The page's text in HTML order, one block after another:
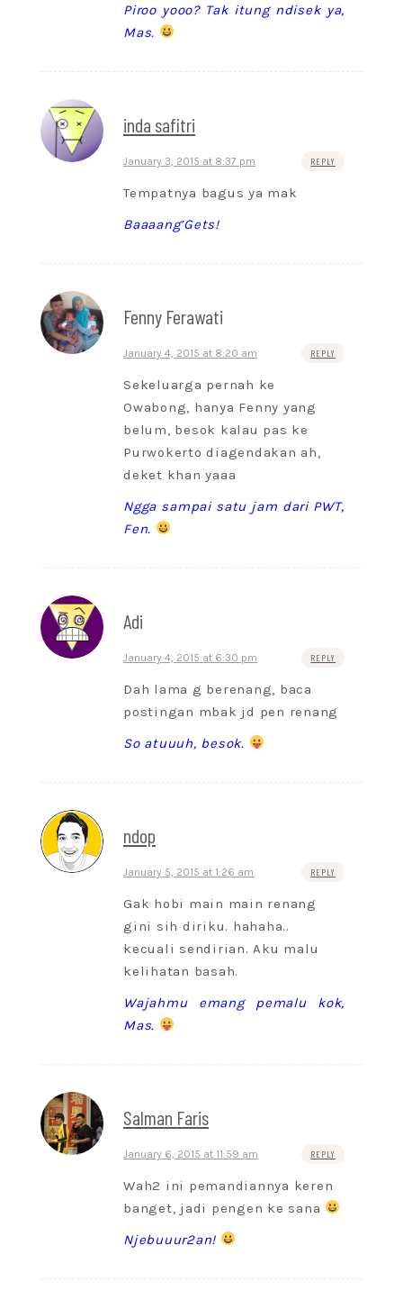
Piroo yooo? Tak itung ndisek ya,
Mas.
inda safitri
January 3, 2015 at 8:37 pm REPLY
Tempatnya bagus ya mak
Baaaang’Gets!
Fenny Ferawati
January 4, 2015 at 8:20 am REPLY
Sekeluarga pernah ke
Owabong, hanya Fenny yang
belum, besok kalau pas ke
Purwokerto diagendakan ah,
deket khan yaaa
Ngga sampai satu jam dari PWT,
Fen.
Adi
January 4, 2015 at 6:30 pm REPLY
Dah lama g berenang, baca
postingan mbak jd pen renang
So atuuuh, besok.
ndop
January 5, 2015 at 1:26 am REPLY
Gak hobi main main renang
gini sih diriku. hahaha..
kecuali sendirian. Aku malu
kelihatan basah.
Wajahmu emang pemalu kok,
Mas.
Salman Faris
January 6, 2015 at 11:59 am REPLY
Wah2 ini pemandiannya keren
banget, jadi pengen ke sana
Njebuuur2an!